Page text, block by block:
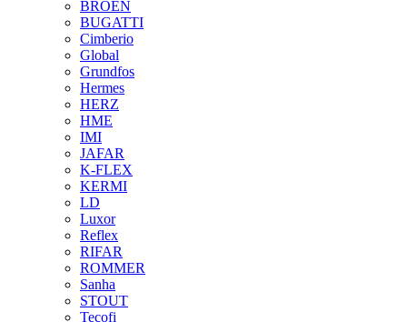
BROEN
BUGATTI
Cimberio
Global
Grundfos
Hermes
HERZ
HME
IMI
JAFAR
K-FLEX
KERMI
LD
Luxor
Reflex
RIFAR
ROMMER
Sanha
STOUT
Tecofi